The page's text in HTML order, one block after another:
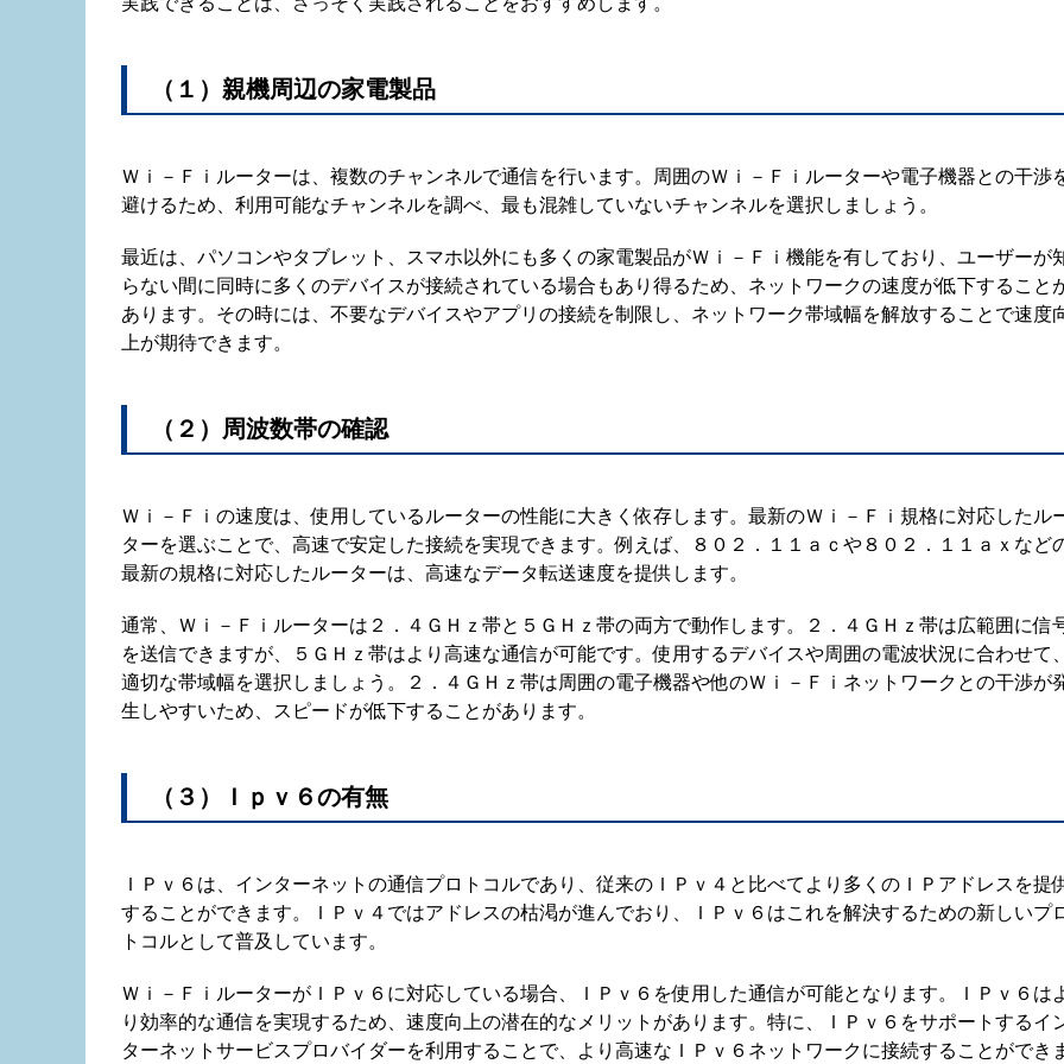
（１）親機周辺の家電製品
Ｗｉ－Ｆｉルーターは、複数のチャンネルで通信を行います。周囲のＷｉ－Ｆｉルーターや電子機器との干渉
避けるため、利用可能なチャンネルを調べ、最も混雑していないチャンネルを選択しましょう。
最近は、パソコンやタブレット、スマホ以外にも多くの家電製品がＷｉ－Ｆｉ機能を有しており、ユーザーが
らない間に同時に多くのデバイスが接続されている場合もあり得るため、ネットワークの速度が低下すること
あります。その時には、不要なデバイスやアプリの接続を制限し、ネットワーク帯域幅を解放することで速度
上が期待できます。
（２）周波数帯の確認
Ｗｉ－Ｆｉの速度は、使用しているルーターの性能に大きく依存します。最新のＷｉ－Ｆｉ規格に対応したル
ターを選ぶことで、高速で安定した接続を実現できます。例えば、８０２．１１ａｃや８０２．１１ａｘなど
最新の規格に対応したルーターは、高速なデータ転送速度を提供します。
通常、Ｗｉ－Ｆｉルーターは２．４ＧＨｚ帯と５ＧＨｚ帯の両方で動作します。２．４ＧＨｚ帯は広範囲に信
を送信できますが、５ＧＨｚ帯はより高速な通信が可能です。使用するデバイスや周囲の電波状況に合わせて、
適切な帯域幅を選択しましょう。２．４ＧＨｚ帯は周囲の電子機器や他のＷｉ－Ｆｉネットワークとの干渉が
生しやすいため、スピードが低下することがあります。
（３）Ｉｐｖ６の有無
ＩＰｖ６は、インターネットの通信プロトコルであり、従来のＩＰｖ４と比べてより多くのＩＰアドレスを提
することができます。ＩＰｖ４ではアドレスの枯渇が進んでおり、ＩＰｖ６はこれを解決するための新しいプ
トコルとして普及しています。
Ｗｉ－ＦｉルーターがＩＰｖ６に対応している場合、ＩＰｖ６を使用した通信が可能となります。ＩＰｖ６は
り効率的な通信を実現するため、速度向上の潜在的なメリットがあります。特に、ＩＰｖ６をサポートするイ
ターネットサービスプロバイダーを利用することで、より高速なＩＰｖ６ネットワークに接続することができ